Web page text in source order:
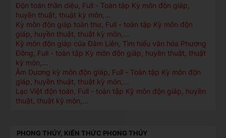
Độn toán thần diệu, Full - Toàn tập Kỳ môn độn giáp,
huyền thuật, thuật kỳ môn,...
Kỳ môn độn giáp toàn thư, Full - toàn tập Kỳ môn độn
giáp, huyền thuật, thuật kỳ môn,...
Kỳ môn độn giáp của Đàm Liên, Tìm hiểu văn hóa Phương
Đông, Full - toàn tập Kỳ môn độn giáp, huyền thuật, thuật
kỳ môn,...
Âm Dương kỳ môn độn giáp, Full - Toàn tập Kỳ môn độn
giáp, huyền thuật, thuật kỳ môn,...
Lạc Việt độn toán, Full - toàn tập Kỳ môn độn giáp, huyền
thuật, thuật kỳ môn,...
PHONG THỦY, KIẾN THỨC PHONG THỦY